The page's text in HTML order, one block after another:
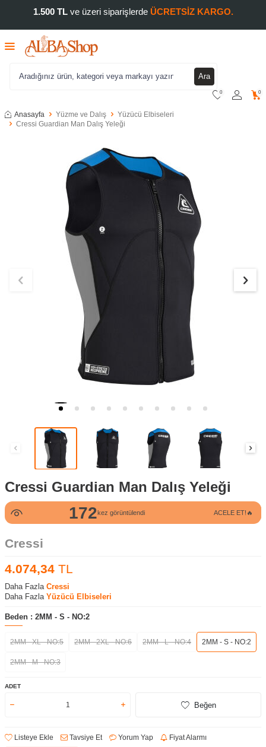
1.500 TLve üzeri siparişlerde ÜCRETSİZ KARGO.
Ara
0 0
Anasayfa Yüzme ve Dalış
Yüzücü Elbiseleri
Cressi Guardian Man Dalış Yeleği
Cressi Guardian Man Dalış Yeleği
172kez görüntülendi ACELE ET!🔥
Cressi
4.074,34 TL
Daha Fazla Cressi
Daha Fazla Yüzücü Elbiseleri
Beden : 2MM - S - NO:2
2MM - XL - NO:5 2MM - 2XL - NO:6 2MM - L - NO:4 2MM - S - NO:2
2MM - M - NO:3
ADET
Beğen
Listeye Ekle Tavsiye Et Yorum Yap Fiyat Alarmı